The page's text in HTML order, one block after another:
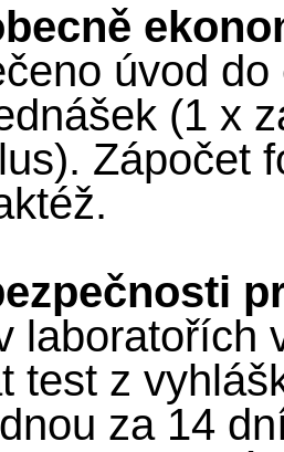
úvod
(1 x
Zápočet
laboratořích
test z
za 14